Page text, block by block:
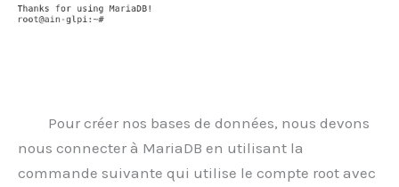
Pour créer nos bases de données, nous devons
nous connecter à MariaDB en utilisant la
commande suivante qui utilise le compte root avec